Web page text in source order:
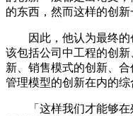
的东西，然而这样的创新
因此，他认为最终的
该包括公司中工程的创
新、销售模式的创新、
管理模型的创新在内的综
「这样我们才能够在